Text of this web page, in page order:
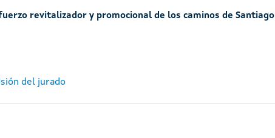
revitalizador y promocional de los caminos de Santiago
del jurado